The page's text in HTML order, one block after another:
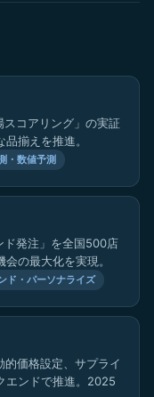
スコアリング」の実証
揃えを推進。
・数値予測
ド発注」を全国500店
の最大化を実現。
ド・パーソナライズ
的価格設定、サプライ
エンドで推進。2025